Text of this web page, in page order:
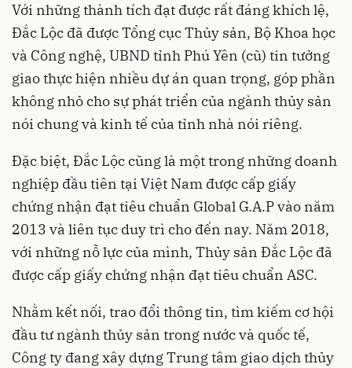
Với những thành tích đạt được rất đáng khích lệ,
Đắc Lộc đã được Tổng cục Thủy sản, Bộ Khoa học
và Công nghệ, UBND tỉnh Phú Yên (cũ) tin tưởng
giao thực hiện nhiều dự án quan trọng, góp phần
không nhỏ cho sự phát triển của ngành thủy sản
nói chung và kinh tế của tỉnh nhà nói riêng.
Đặc biệt, Đắc Lộc cũng là một trong những doanh
nghiệp đầu tiên tại Việt Nam được cấp giấy
chứng nhận đạt tiêu chuẩn Global G.A.P vào năm
2013 và liên tục duy trì cho đến nay. Năm 2018,
với những nỗ lực của mình, Thủy sản Đắc Lộc đã
được cấp giấy chứng nhận đạt tiêu chuẩn ASC.
Nhằm kết nối, trao đổi thông tin, tìm kiếm cơ hội
đầu tư ngành thủy sản trong nước và quốc tế,
Công ty đang xây dựng Trung tâm giao dịch thủy